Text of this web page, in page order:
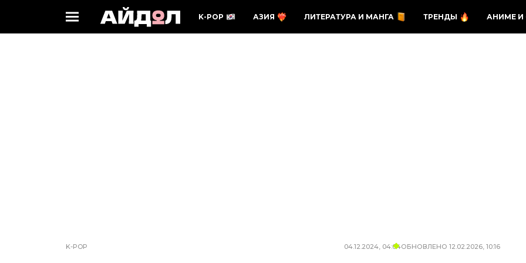
K-POP АЗИЯ ЛИТЕРАТУРА И МАНГА ТРЕНДЫ АНИМЕ И
K-POP 04.12.2024, 04:04ОБНОВЛЕНО 12.02.2026, 10:16